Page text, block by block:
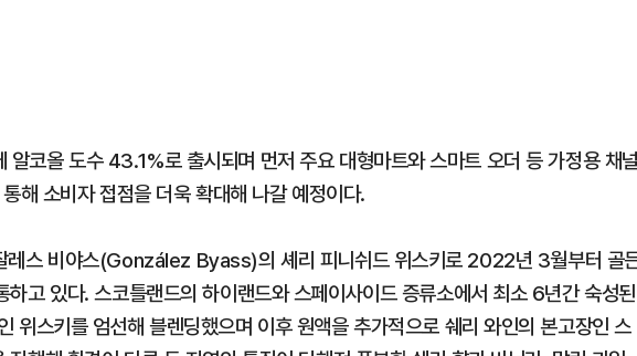
알코올 도수 43.1%로 출시되며 먼저 주요 대형마트와 스마트 오더 등 가정용 채
해 소비자 접점을 더욱 확대해 나갈 예정이다.
레스 비야스(González Byass)의 셰리 피니쉬드 위스키로 2022년 3월부터 골
고 있다. 스코틀랜드의 하이랜드와 스페이사이드 증류소에서 최소 6년간 숙성된
위스키를 엄선해 블렌딩했으며 이후 원액을 추가적으로 쉐리 와인의 본고장인 스